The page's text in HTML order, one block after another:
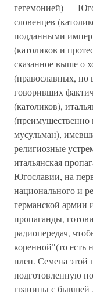
гегемонией) —
словенцев
подданными
(католиков и
сказанное выше о
(православных, но
говоривших
(католиков),
(преимущественно
мусульман),
религиозные
итальянская
Югославии, на
национального и
германской армии
пропаганды,
радиопередач,
коренной"(то есть
плен. Семена этой
подготовленную
границы с бывшей